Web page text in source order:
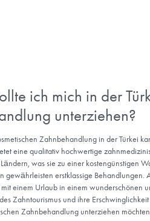
wie Zahnaufhellung,
werden mit Präzision und